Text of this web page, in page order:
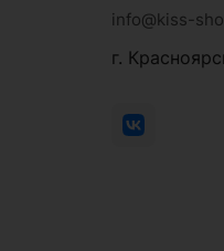
info@kiss-
г.